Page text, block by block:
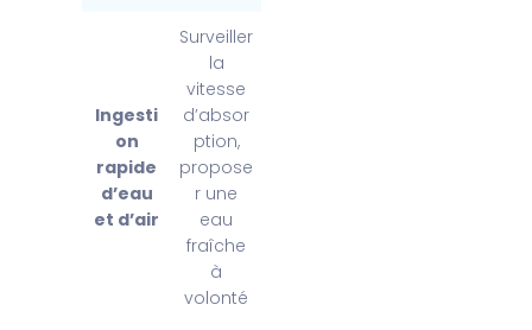
Ingesti
on
rapide
d’eau
et d’air
Surveiller
la
vitesse
d’absor
ption,
propose
r une
eau
fraîche
à
volonté